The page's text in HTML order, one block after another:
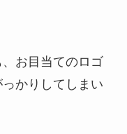
お目当てのロゴ
かりしてしまい